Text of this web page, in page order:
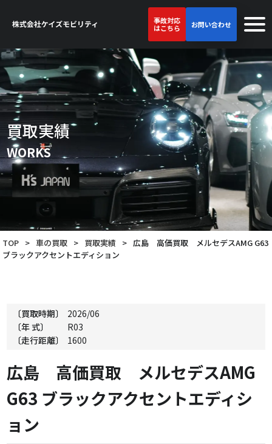
事故対応
はこちら
お問い合わせ
買取実績
WORKS
TOP > 車の買取 > 買取実績 > 広島 高価買取 メルセデスAMG G63
ブラックアクセントエディション
〔買取時期〕
2026/06
〔年 式〕
R03
〔走行距離〕
1600
広島 高価買取 メルセデスAMG
G63 ブラックアクセントエディシ
ョン